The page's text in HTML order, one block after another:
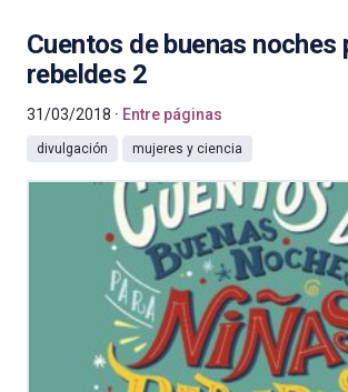
Cuentos de buenas noches
rebeldes 2
31/03/2018 Entre páginas
divulgación mujeres y ciencia